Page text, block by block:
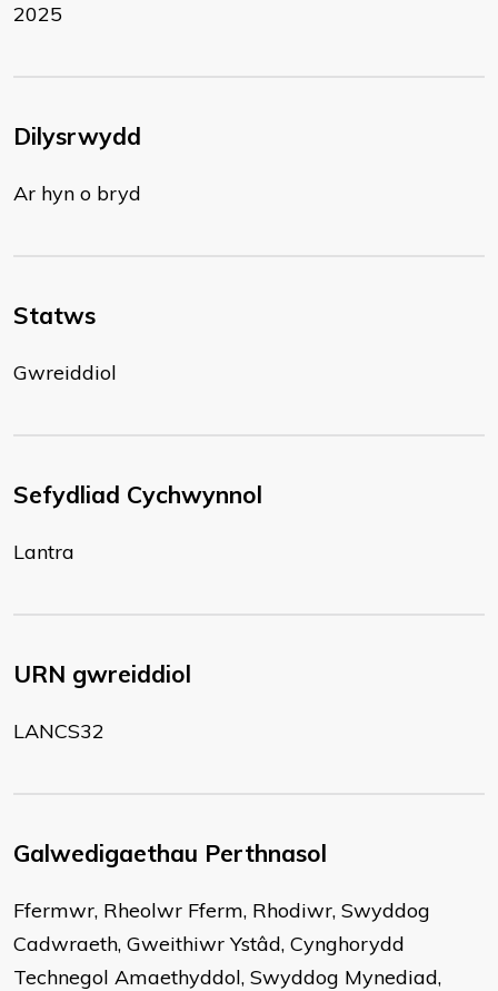
2025
Dilysrwydd
Ar hyn o bryd
Statws
Gwreiddiol
Sefydliad Cychwynnol
Lantra
URN gwreiddiol
LANCS32
Galwedigaethau Perthnasol
Ffermwr, Rheolwr Fferm, Rhodiwr, Swyddog
Cadwraeth, Gweithiwr Ystâd, Cynghorydd
Technegol Amaethyddol, Swyddog Mynediad,